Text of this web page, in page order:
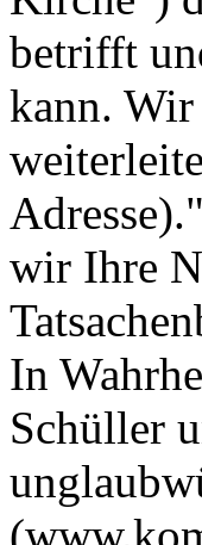
betrifft
kann.
wir Ihre
In
Schüller